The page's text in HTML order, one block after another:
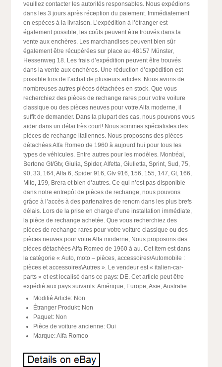
veuillez contacter les autorités responsables. Nous expédions
dans les 3 jours après réception du paiement. Immédiatement
en espèces à la livraison. L’expédition à l’étranger est
également possible, les coûts peuvent être trouvés dans la
vente aux enchères. Les marchandises peuvent bien sûr
également être récupérées sur place au 48157 Münster,
Hessenweg 18. Les frais d’expédition peuvent être trouvés
dans la vente aux enchères. Une réduction d’expédition est
possible lors de l’achat de plusieurs articles. Nous avons de
nombreuses autres pièces détachées en stock. Que vous
recherchiez des pièces de rechange rares pour votre voiture
classique ou des pièces neuves pour votre Alfa moderne, il
suffit de demander. Dans la plupart des cas, nous pouvons vous
aider dans un délai très court! Nous sommes spécialistes des
pièces de rechange italiennes. Nous proposons des pièces
détachées Alfa Romeo de 1960 à aujourd’hui pour tous les
types de véhicules. Entre autres pour les modèles. Montréal,
Bertone Gt/Gtv, Giulia, Spider, Alfetta, Giulietta, Sprint, Sud, 75,
90, 33, 164, Alfa 6, Spider 916, Gtv 916, 156, 155, 147, Gt, 166,
Mito, 159, Brera et bien d’autres. Ce qui n’est pas disponible
dans notre entrepôt de pièces de rechange, nous pouvons
grâce à l’accès à des partenaires de renom dans les plus brefs
délais. Lors de la prise en charge d’une installation immédiate,
la pièce de rechange achetée. Que vous recherchiez des
pièces de rechange rares pour votre voiture classique ou des
pièces neuves pour votre Alfa moderne, Nous proposons des
pièces détachées Alfa Romeo de 1960 à au. Cet item est dans
la catégorie « Auto, moto – pièces, accessoires\Automobile :
pièces et accessoires\Autres ». Le vendeur est « italien-car-
parts » et est localisé dans ce pays: DE. Cet article peut être
expédié aux pays suivants: Amérique, Europe, Asie, Australie.
Modifié Article: Non
Étranger Produkt: Non
Paquet: Non
Pièce de voiture ancienne: Oui
Marque: Alfa Romeo